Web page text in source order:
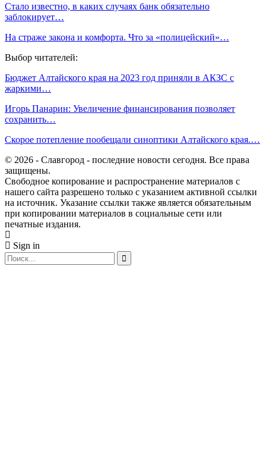
Стало известно, в каких случаях банк обязательно
заблокирует…
На страже закона и комфорта. Что за «полицейский»…
Выбор читателей:
Бюджет Алтайского края на 2023 год приняли в АКЗС с
жаркими…
Игорь Панарин: Увеличение финансирования позволяет
сохранить…
Скорое потепление пообещали синоптики Алтайского края.…
© 2026 - Славгород - последние новости сегодня. Все права
защищены.
Свободное копирование и распространение материалов с
нашего сайта разрешено только с указанием активной ссылки
на источник. Указание ссылки также является обязательным
при копировании материалов в социальные сети или
печатные издания.
Sign in